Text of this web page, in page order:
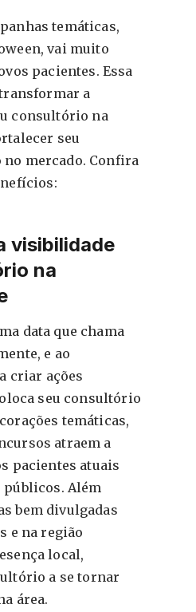
temáticas,
vai muito
pacientes. Essa
a
consultório na
seu
mercado. Confira
visibilidade
na
data que chama
e ao
criar ações
seu consultório
temáticas,
atraem a
pacientes atuais
públicos. Além
bem divulgadas
e na região
local,
a se tornar
área.